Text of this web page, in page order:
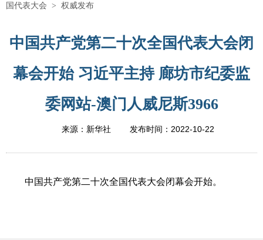
国代表大会 > 权威发布
中国共产党第二十次全国代表大会闭
幕会开始 习近平主持 廊坊市纪委监
委网站-澳门人威尼斯3966
来源：新华社 发布时间： 2022-10-22
中国共产党第二十次全国代表大会闭幕会开始。